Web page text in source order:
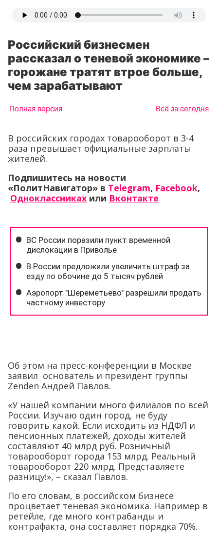
Российский бизнесмен
рассказал о теневой экономике –
горожане тратят втрое больше,
чем зарабатывают
Полная версия Всё за сегодня
В российских городах товарооборот в 3-4
раза превышает официальные зарплаты
жителей.
Подпишитесь на новости
«ПолитНавигатор» в Telegram, Facebook,
Одноклассниках или Вконтакте
Об этом на пресс-конференции в Москве
заявил основатель и президент группы
Zenden Андрей Павлов.
«У нашей компании много филиалов по всей
России. Изучаю один город, не буду
говорить какой. Если исходить из НДФЛ и
пенсионных платежей, доходы жителей
составляют 40 млрд руб. Розничный
товарооборот города 153 млрд. Реальный
товарооборот 220 млрд. Представляете
разницу!», – сказал Павлов.
По его словам, в российском бизнесе
процветает теневая экономика. Например в
ретейле, где много контрабанды и
контрафакта, она составляет порядка 70%.